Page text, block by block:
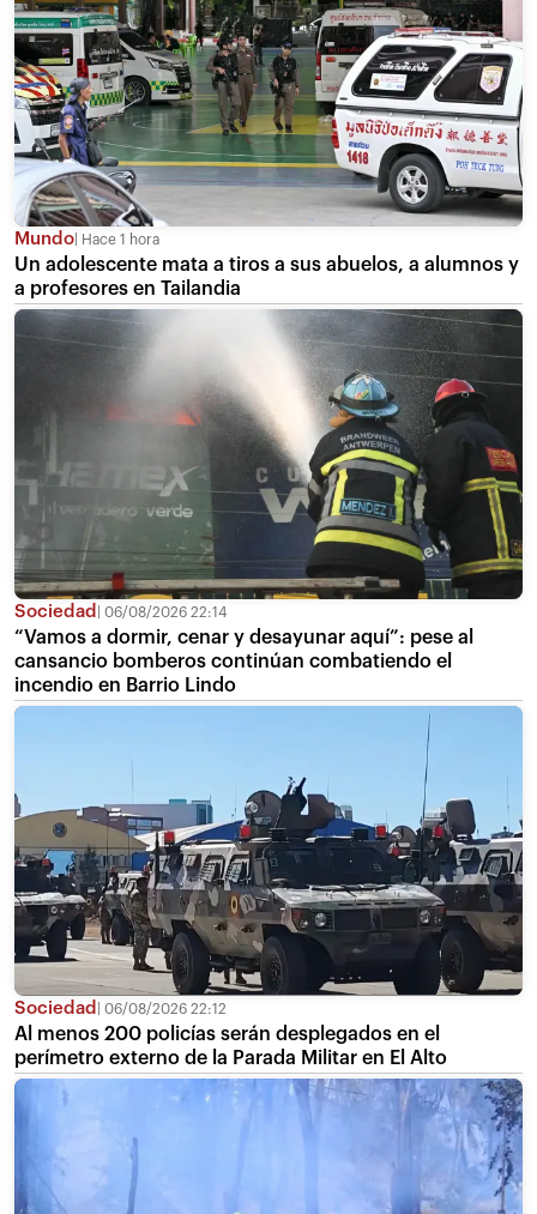
Mundo Hace 1 hora
Un adolescente mata a tiros a sus abuelos, a alumnos y
a profesores en Tailandia
Sociedad 06/08/2026 22:14
“Vamos a dormir, cenar y desayunar aquí”: pese al
cansancio bomberos continúan combatiendo el
incendio en Barrio Lindo
Sociedad 06/08/2026 22:12
Al menos 200 policías serán desplegados en el
perímetro externo de la Parada Militar en El Alto